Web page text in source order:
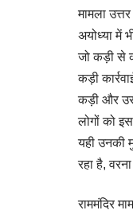
मामला
अयोध्या में
जो कड़ी से
कड़ी
कड़ी और
लोगों को
यही उनकी
रहा है,
राममंदिर